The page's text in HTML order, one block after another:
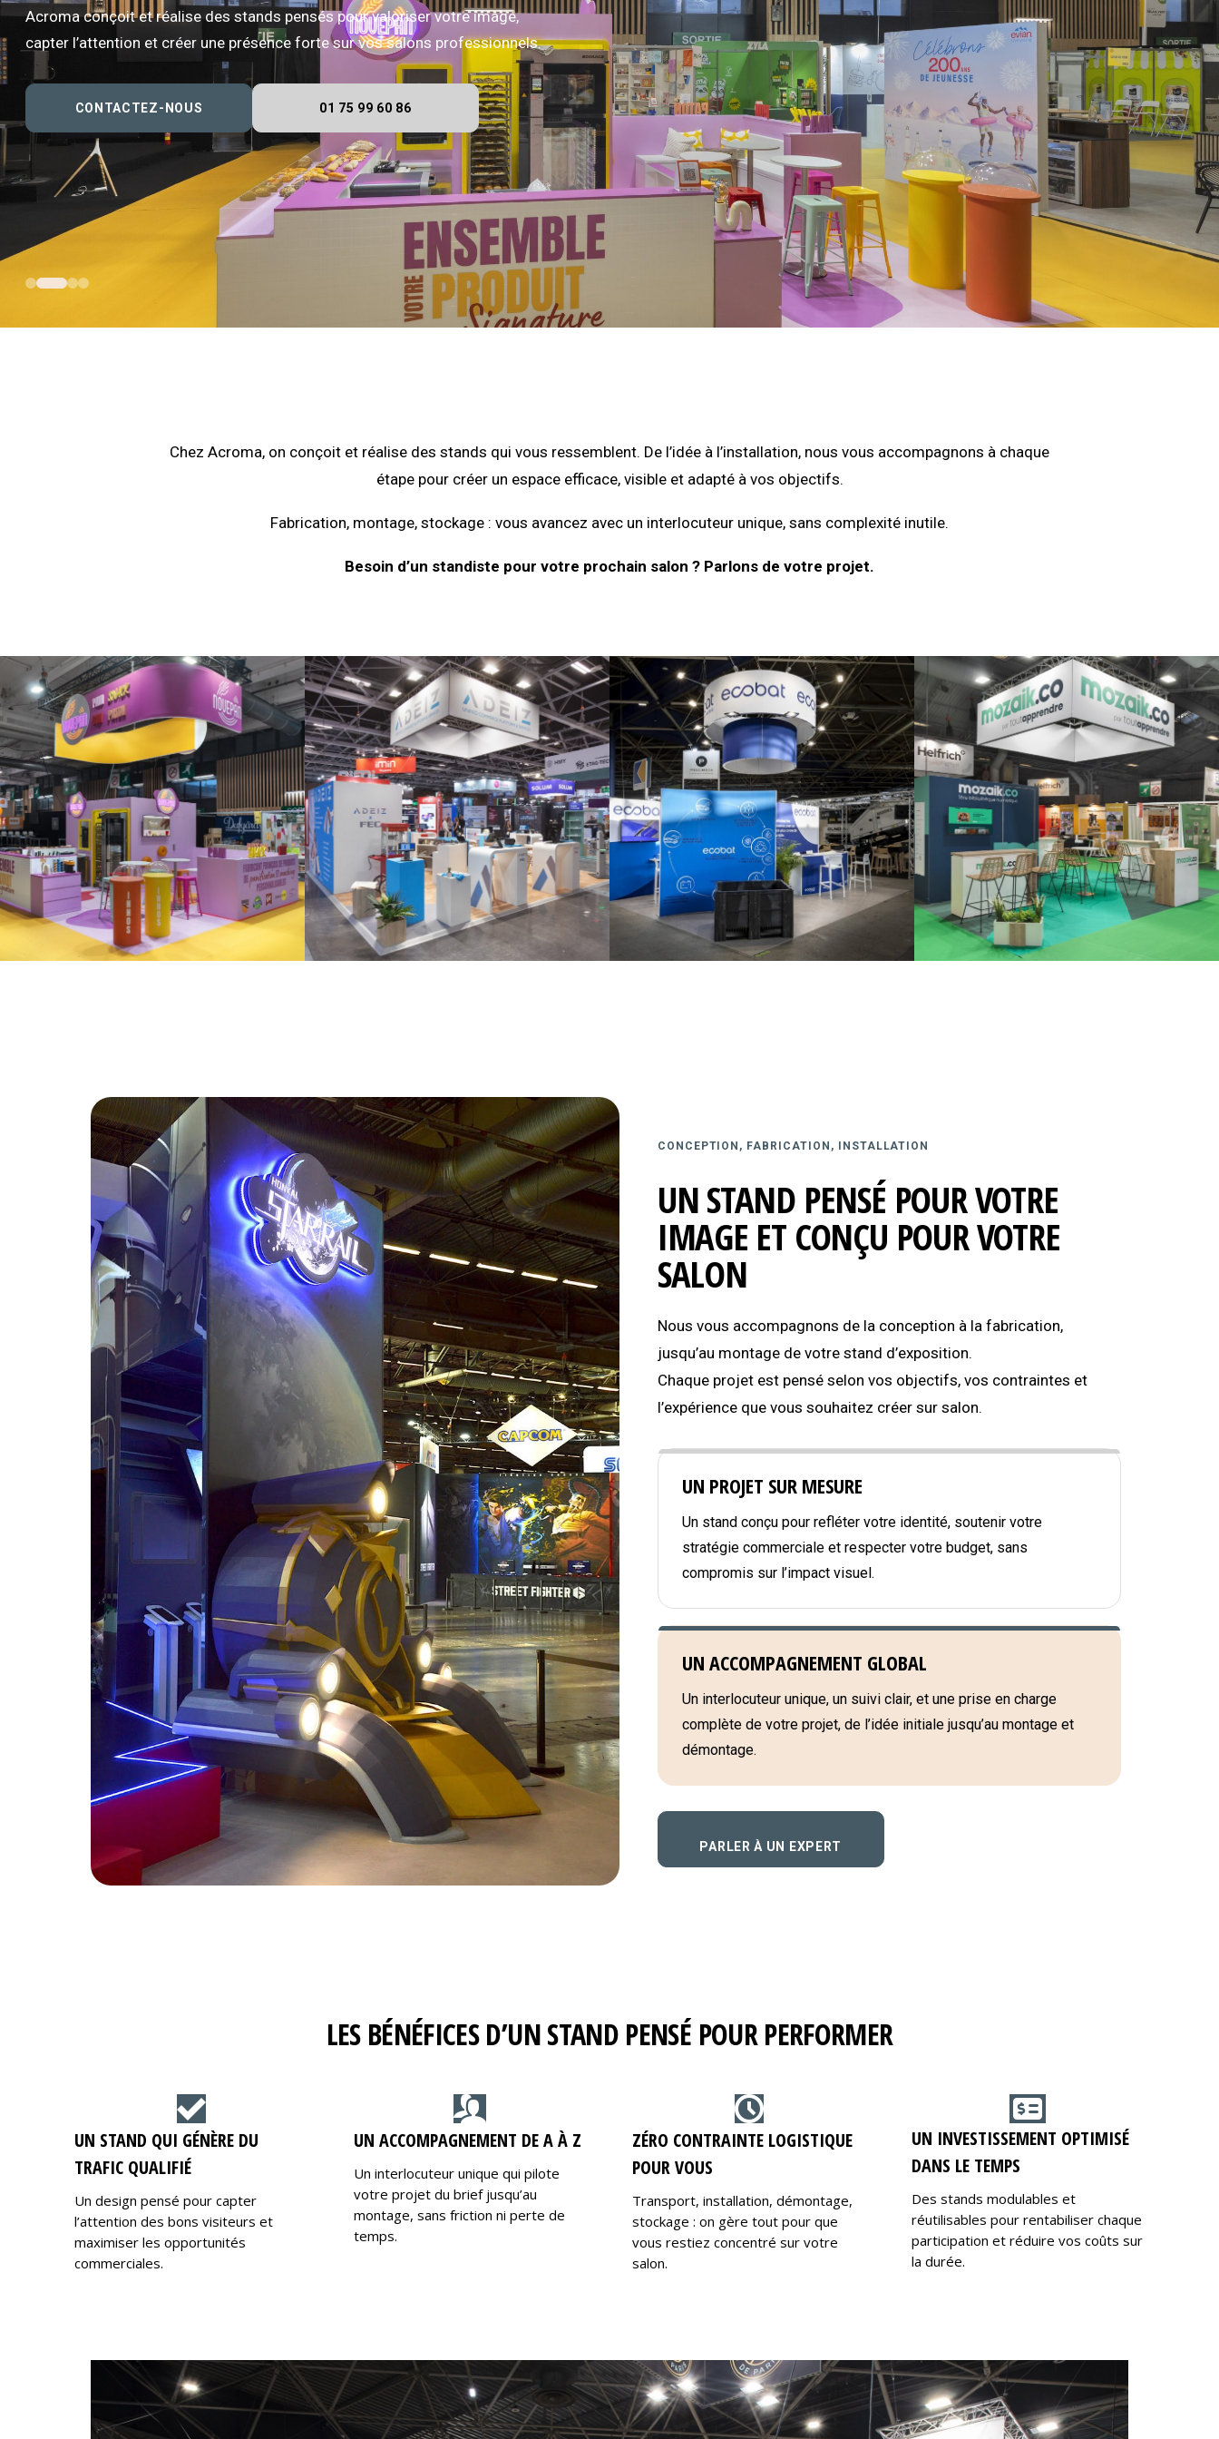
Acroma conçoit et réalise des stands pensés pour valoriser votre image,
capter l’attention et créer une présence forte sur vos salons professionnels.
CONTACTEZ-NOUS 01 75 99 60 86
Chez Acroma, on conçoit et réalise des stands qui vous ressemblent. De l’idée à l’installation, nous vous accompagnons à chaque
étape pour créer un espace efficace, visible et adapté à vos objectifs.
Fabrication, montage, stockage : vous avancez avec un interlocuteur unique, sans complexité inutile.
Besoin d’un standiste pour votre prochain salon ? Parlons de votre projet.
CONCEPTION, FABRICATION, INSTALLATION
UN STAND PENSÉ POUR VOTRE
IMAGE ET CONÇU POUR VOTRE
SALON
Nous vous accompagnons de la conception à la fabrication,
jusqu’au montage de votre stand d’exposition.
Chaque projet est pensé selon vos objectifs, vos contraintes et
l’expérience que vous souhaitez créer sur salon.
UN PROJET SUR MESURE
Un stand conçu pour refléter votre identité, soutenir votre
stratégie commerciale et respecter votre budget, sans
compromis sur l’impact visuel.
UN ACCOMPAGNEMENT GLOBAL
Un interlocuteur unique, un suivi clair, et une prise en charge
complète de votre projet, de l’idée initiale jusqu’au montage et
démontage.
PARLER À UN EXPERT
LES BÉNÉFICES D’UN STAND PENSÉ POUR PERFORMER
UN STAND QUI GÉNÈRE DU
TRAFIC QUALIFIÉ
Un design pensé pour capter
l’attention des bons visiteurs et
maximiser les opportunités
commerciales.
UN ACCOMPAGNEMENT DE A À Z
Un interlocuteur unique qui pilote
votre projet du brief jusqu’au
montage, sans friction ni perte de
temps.
ZÉRO CONTRAINTE LOGISTIQUE
POUR VOUS
Transport, installation, démontage,
stockage : on gère tout pour que
vous restiez concentré sur votre
salon.
UN INVESTISSEMENT OPTIMISÉ
DANS LE TEMPS
Des stands modulables et
réutilisables pour rentabiliser chaque
participation et réduire vos coûts sur
la durée.